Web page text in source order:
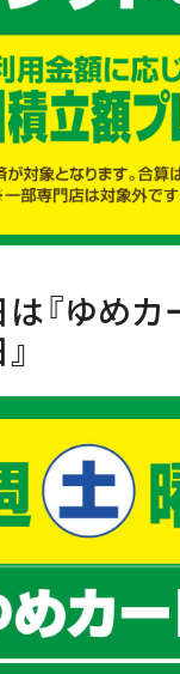
『ゆめカ